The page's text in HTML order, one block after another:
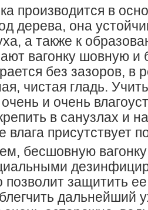
производится в
дерева, она
а также к
вагонку шовную
без зазоров, в
чистая гладь.
и очень
в санузлах и
влага присутствует
бесшовную
позволит защитить
дальнейший